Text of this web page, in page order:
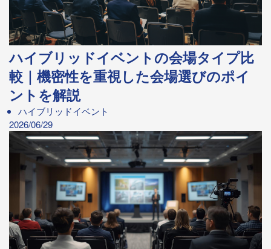
ハイブリッドイベントの会場タイプ比
較｜機密性を重視した会場選びのポイ
ントを解説
ハイブリッドイベント
2026/06/29